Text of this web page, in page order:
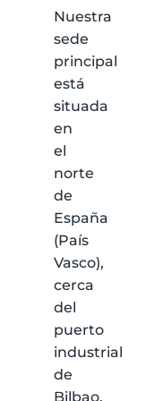
Nuestra
sede
principal
está
situada
en
el
norte
de
España
(País
Vasco),
cerca
del
puerto
industrial
de
Bilbao,